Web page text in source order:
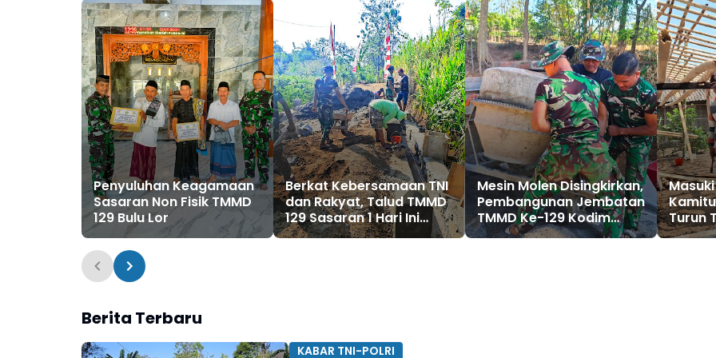
Penyuluhan Keagamaan
Sasaran Non Fisik TMMD
129 Bulu Lor
Berkat Kebersamaan TNI
dan Rakyat, Talud TMMD
129 Sasaran 1 Hari Ini
Finishing
Mesin Molen Disingkirkan,
Pembangunan Jembatan
TMMD Ke-129 Kodim
0802/Ponorogo Masuki
Turun
Berita Terbaru
KABAR TNI-POLRI